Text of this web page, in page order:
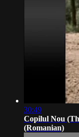
30:49
Copilul Nou
(Romanian)